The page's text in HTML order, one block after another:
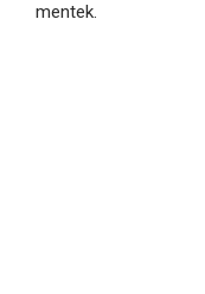
mentek.